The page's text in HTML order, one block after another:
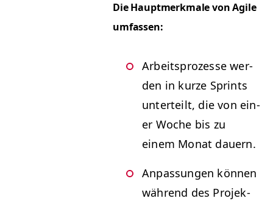
Die Haupt­merk­male von Agile
umfassen:
Arbeit­sprozesse wer­
den in kurze Sprints
unterteilt, die von ein­
er Woche bis zu
einem Monat dauern.
Anpas­sun­gen kön­nen
während des Pro­jek­